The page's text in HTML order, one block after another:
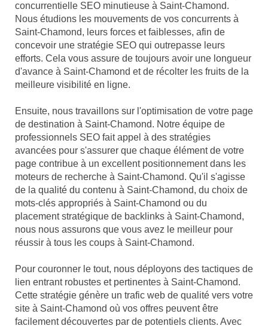
concurrentielle SEO minutieuse à Saint-Chamond.
Nous étudions les mouvements de vos concurrents à
Saint-Chamond, leurs forces et faiblesses, afin de
concevoir une stratégie SEO qui outrepasse leurs
efforts. Cela vous assure de toujours avoir une longueur
d'avance à Saint-Chamond et de récolter les fruits de la
meilleure visibilité en ligne.
Ensuite, nous travaillons sur l'optimisation de votre page
de destination à Saint-Chamond. Notre équipe de
professionnels SEO fait appel à des stratégies
avancées pour s'assurer que chaque élément de votre
page contribue à un excellent positionnement dans les
moteurs de recherche à Saint-Chamond. Qu'il s'agisse
de la qualité du contenu à Saint-Chamond, du choix de
mots-clés appropriés à Saint-Chamond ou du
placement stratégique de backlinks à Saint-Chamond,
nous nous assurons que vous avez le meilleur pour
réussir à tous les coups à Saint-Chamond.
Pour couronner le tout, nous déployons des tactiques de
lien entrant robustes et pertinentes à Saint-Chamond.
Cette stratégie génère un trafic web de qualité vers votre
site à Saint-Chamond où vos offres peuvent être
facilement découvertes par de potentiels clients. Avec